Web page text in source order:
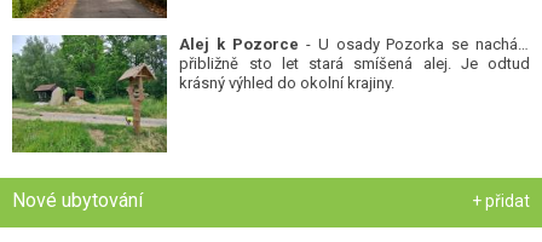
Alej k Pozorce - U osady Pozorka se nachází
přibližně sto let stará smíšená alej. Je odtud
krásný výhled do okolní krajiny.
Nové ubytování + přidat